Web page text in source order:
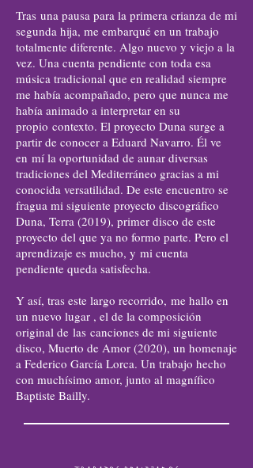
Tras una pausa para la primera crianza de mi
segunda hija, me embarqué en un trabajo
totalmente diferente. Algo nuevo y viejo a la
vez. Una cuenta pendiente con toda esa
música tradicional que en realidad siempre
me había acompañado, pero que nunca me
había animado a interpretar en su
propio contexto. El proyecto Duna surge a
partir de conocer a Eduard Navarro. Él ve
en mí la oportunidad de aunar diversas
tradiciones del Mediterráneo gracias a mi
conocida versatilidad. De este encuentro se
fragua mi siguiente proyecto discográfico
Duna, Terra (2019), primer disco de este
proyecto del que ya no formo parte. Pero el
aprendizaje es mucho, y mi cuenta
pendiente queda satisfecha.
Y así, tras este largo recorrido, me hallo en
un nuevo lugar , el de la composición
original de las canciones de mi siguiente
disco, Muerto de Amor (2020), un homenaje
a Federico García Lorca. Un trabajo hecho
con muchísimo amor, junto al magnífico
Baptiste Bailly.